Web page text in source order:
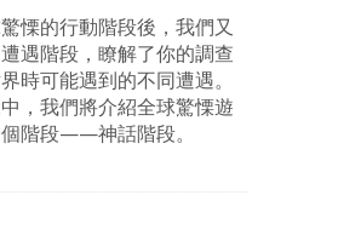
慄的行動階段後，我們又
遇階段，瞭解了你的調查
時可能遇到的不同遭遇。
，我們將介紹全球驚慄遊
階段——神話階段。